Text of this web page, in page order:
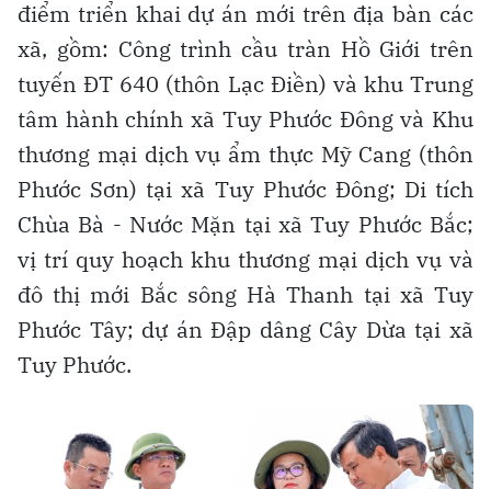
điểm triển khai dự án mới trên địa bàn các
xã, gồm: Công trình cầu tràn Hồ Giới trên
tuyến ĐT 640 (thôn Lạc Điền) và khu Trung
tâm hành chính xã Tuy Phước Đông và Khu
thương mại dịch vụ ẩm thực Mỹ Cang (thôn
Phước Sơn) tại xã Tuy Phước Đông; Di tích
Chùa Bà - Nước Mặn tại xã Tuy Phước Bắc;
vị trí quy hoạch khu thương mại dịch vụ và
đô thị mới Bắc sông Hà Thanh tại xã Tuy
Phước Tây; dự án Đập dâng Cây Dừa tại xã
Tuy Phước.